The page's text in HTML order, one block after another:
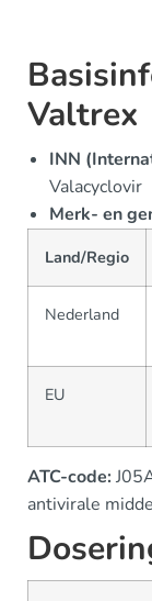
Valtrex
INN
Valacyclovir
Merk- en
Land/Regio
Nederland
EU
ATC-code:
antivirale